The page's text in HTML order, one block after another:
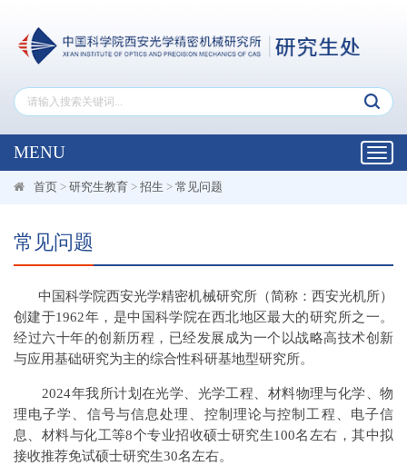
MENU
首页 > 研究生教育 > 招生 > 常见问题
常见问题
中国科学院西安光学精密机械研究所（简称：西安光机所）
创建于1962年，是中国科学院在西北地区最大的研究所之一。
经过六十年的创新历程，已经发展成为一个以战略高技术创新
与应用基础研究为主的综合性科研基地型研究所。
2024年我所计划在光学、光学工程、材料物理与化学、物
理电子学、信号与信息处理、控制理论与控制工程、电子信
息、材料与化工等8个专业招收硕士研究生100名左右，其中拟
接收推荐免试硕士研究生30名左右。